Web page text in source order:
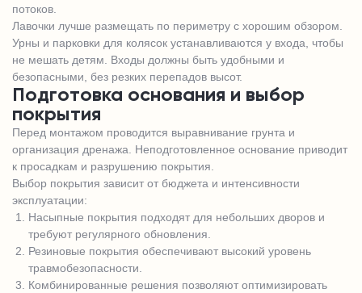
потоков.
Лавочки лучше размещать по периметру с хорошим обзором.
Урны и парковки для колясок устанавливаются у входа, чтобы
не мешать детям. Входы должны быть удобными и
безопасными, без резких перепадов высот.
Подготовка основания и выбор
покрытия
Перед монтажом проводится выравнивание грунта и
организация дренажа. Неподготовленное основание приводит
к просадкам и разрушению покрытия.
Выбор покрытия зависит от бюджета и интенсивности
эксплуатации:
Насыпные покрытия подходят для небольших дворов и
требуют регулярного обновления.
Резиновые покрытия обеспечивают высокий уровень
травмобезопасности.
Комбинированные решения позволяют оптимизировать